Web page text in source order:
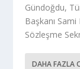
Gündoğdu,
Başkanı
Sözleşme
DAHA FAZLA